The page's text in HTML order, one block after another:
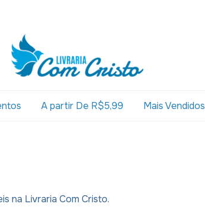
A partir De R$5,99 Mais Vendidos
na Livraria Com Cristo.